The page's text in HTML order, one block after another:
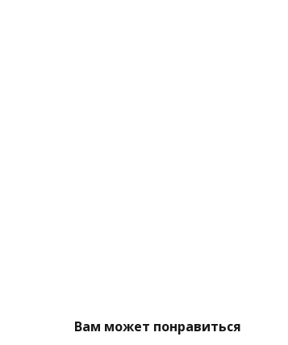
Вам может понравиться